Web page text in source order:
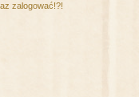
zalogować!?!